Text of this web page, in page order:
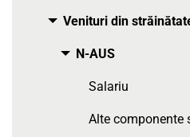
Venituri din
Toggle menu
N-AUS
Toggle menu
Salariu
Alte componente